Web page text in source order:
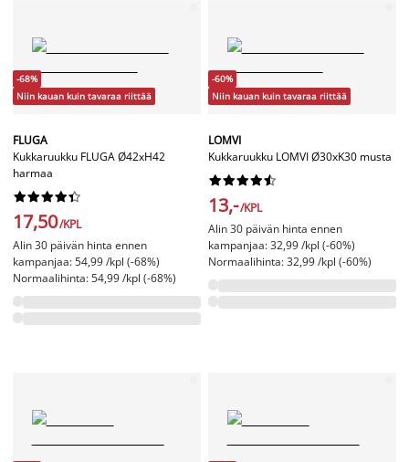
-68%
Niin kauan kuin tavaraa riittää
FLUGA
Kukkaruukku FLUGA Ø42xH42
harmaa






17,50/KPL
Alin 30 päivän hinta ennen
kampanjaa: 54,99 /kpl (-68%)
Normaalihinta: 54,99 /kpl (-68%)
-60%
Niin kauan kuin tavaraa riittää
LOMVI
Kukkaruukku LOMVI Ø30xK30 musta






13,-/KPL
Alin 30 päivän hinta ennen
kampanjaa: 32,99 /kpl (-60%)
Normaalihinta: 32,99 /kpl (-60%)